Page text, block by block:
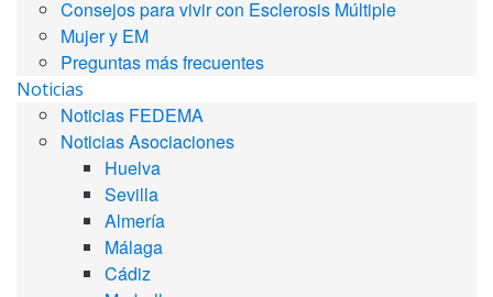
Consejos para vivir con Esclerosis Múltiple
Mujer y EM
Preguntas más frecuentes
Noticias
Noticias FEDEMA
Noticias Asociaciones
Huelva
Sevilla
Almería
Málaga
Cádiz